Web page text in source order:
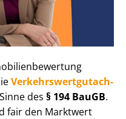
Ver­kehrs­wert­gut­ach­
des § 194 BauGB.
fair den Marktwert